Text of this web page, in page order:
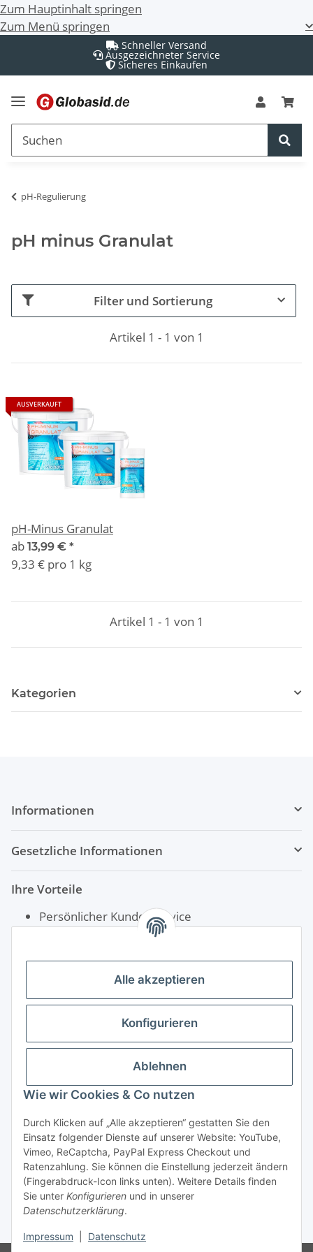
Zum Hauptinhalt springen
Zum Menü springen
Alle akzeptieren
Konfigurieren
Ablehnen
Wie wir Cookies & Co nutzen
Durch Klicken auf „Alle akzeptieren“ gestatten Sie den
Einsatz folgender Dienste auf unserer Website: YouTube,
Vimeo, ReCaptcha, PayPal Express Checkout und
Ratenzahlung. Sie können die Einstellung jederzeit ändern
(Fingerabdruck-Icon links unten). Weitere Details finden
Sie unter Konfigurieren und in unserer
Datenschutzerklärung.
Impressum Datenschutz
Schneller Versand
Ausgezeichneter Service
Sicheres Einkaufen
pH-Regulierung
pH minus Granulat
Filter und Sortierung
Artikel 1 - 1 von 1
AUSVERKAUFT
pH-Minus Granulat
ab 13,99 € *
9,33 € pro 1 kg
Artikel 1 - 1 von 1
Kategorien
Informationen
Gesetzliche Informationen
Ihre Vorteile
Persönlicher Kundenservice
Rechnungskauf für Öffentliche Einrichtungen
Vertrag widerrufen